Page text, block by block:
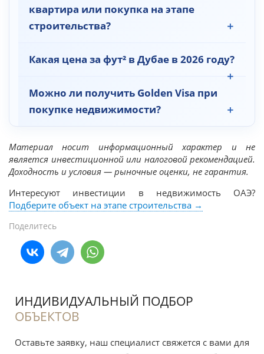
квартира или покупка на этапе
строительства?
Какая цена за фут² в Дубае в 2026 году?
Можно ли получить Golden Visa при
покупке недвижимости?
Материал носит информационный характер и не
является инвестиционной или налоговой рекомендацией.
Доходность и условия — рыночные оценки, не гарантия.
Интересуют инвестиции в недвижимость ОАЭ?
Подберите объект на этапе строительства →
Поделитесь
ИНДИВИДУАЛЬНЫЙ ПОДБОР
ОБЪЕКТОВ
Оставьте заявку, наш специалист свяжется с вами для